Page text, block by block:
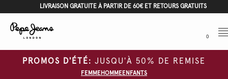
LIVRAISON GRATUITE À PARTIR DE 60€ ET RETOURS GRATUITS
0
PROMOS D'ÉTÉ: JUSQU'À 50% DE REMISE
FEMMEHOMMEENFANTS